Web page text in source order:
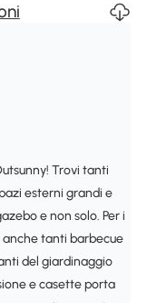
Trovi tanti
esterni grandi e
e non solo. Per i
tanti barbecue
del giardinaggio
e casette porta